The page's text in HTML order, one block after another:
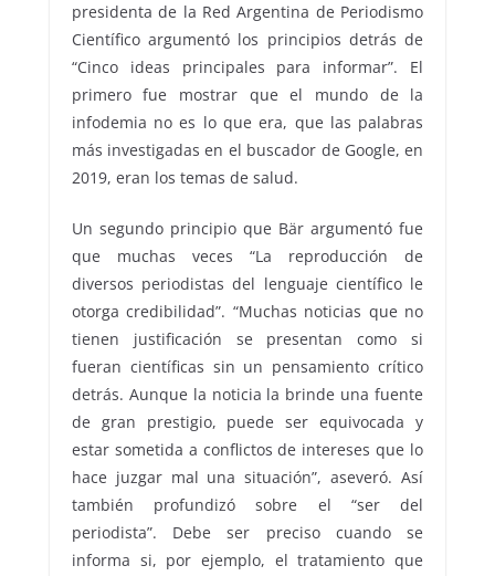
presidenta de la Red Argentina de Periodismo
Científico argumentó los principios detrás de
“Cinco ideas principales para informar”. El
primero fue mostrar que el mundo de la
infodemia no es lo que era, que las palabras
más investigadas en el buscador de Google, en
2019, eran los temas de salud.
Un segundo principio que Bär argumentó fue
que muchas veces “La reproducción de
diversos periodistas del lenguaje científico le
otorga credibilidad”. “Muchas noticias que no
tienen justificación se presentan como si
fueran científicas sin un pensamiento crítico
detrás. Aunque la noticia la brinde una fuente
de gran prestigio, puede ser equivocada y
estar sometida a conflictos de intereses que lo
hace juzgar mal una situación”, aseveró. Así
también profundizó sobre el “ser del
periodista”. Debe ser preciso cuando se
informa si, por ejemplo, el tratamiento que